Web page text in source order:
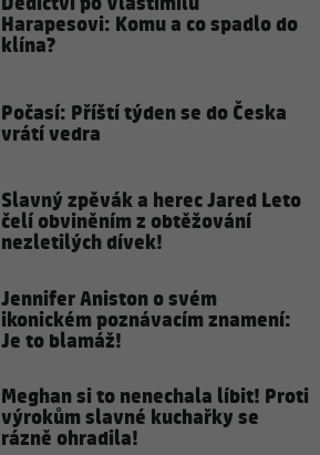
Harapesovi: Komu a co spadlo do
klína?
Počasí: Příští týden se do Česka
vrátí vedra
Slavný zpěvák a herec Jared Leto
čelí obviněním z obtěžování
nezletilých dívek!
Jennifer Aniston o svém
ikonickém poznávacím znamení:
Je to blamáž!
Meghan si to nenechala líbit! Proti
výrokům slavné kuchařky se
rázně ohradila!